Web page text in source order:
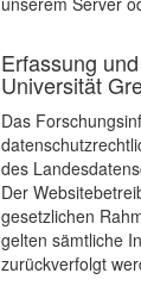
Erfassung
Universität
Das
des
Der
gesetzlichen
gelten sämtliche
zurückverfolgt